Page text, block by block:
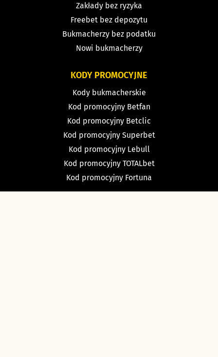
Zakłady bez ryzyka
Freebet bez depozytu
Bukmacherzy bez podatku
Nowi bukmacherzy
KODY PROMOCYJNE
Kody bukmacherskie
Kod promocyjny Betfan
Kod promocyjny Betclic
Kod promocyjny Superbet
Kod promocyjny Lebull
Kod promocyjny TOTALbet
Kod promocyjny Fortuna